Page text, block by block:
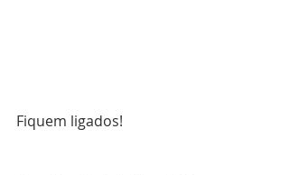
Fiquem ligados!